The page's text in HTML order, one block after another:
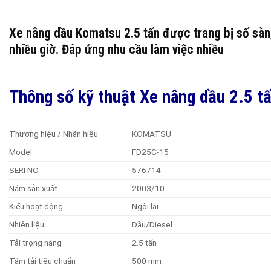
Xe nâng dầu Komatsu 2.5 tấn được trang bị số
nhiều giờ. Đáp ứng nhu cầu làm việc nhiều
Thông số kỹ thuật Xe nâng dầu 2.5
Thương hiệu / Nhãn hiệu
KOMATSU
Model
FD25C-15
SERI NO
576714
Năm sản xuất
2003/10
Kiểu hoạt động
Ngồi lái
Nhiên liệu
Dầu/Diesel
Tải trọng nâng
2.5 tấn
Tâm tải tiêu chuẩn
500 mm